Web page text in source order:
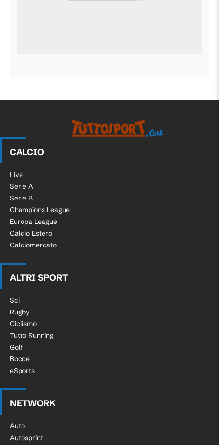
CALCIO
Live
Serie A
Serie B
Champions League
Europa League
Calcio Estero
Calciomercato
ALTRI SPORT
Sci
Rugby
Ciclismo
Tutto Running
Golf
Bocce
eSports
NETWORK
Auto
Autosprint